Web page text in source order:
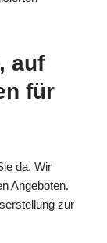
auf
für
da. Wir
Angeboten.
zur